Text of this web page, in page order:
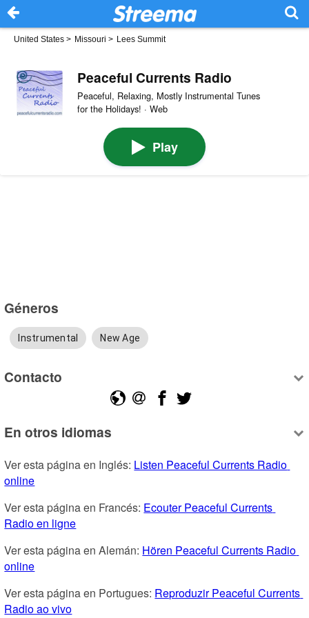
United States > Missouri > Lees Summit
Peaceful Currents Radio
Peaceful, Relaxing, Mostly Instrumental Tunes
for the Holidays! · Web
Play
Géneros
Instrumental New Age
Contacto
En otros idiomas
Ver esta página en Inglés: Listen Peaceful Currents Radio
online
Ver esta página en Francés: Ecouter Peaceful Currents
Radio en ligne
Ver esta página en Alemán: Hören Peaceful Currents Radio
online
Ver esta página en Portugues: Reproduzir Peaceful Currents
Radio ao vivo